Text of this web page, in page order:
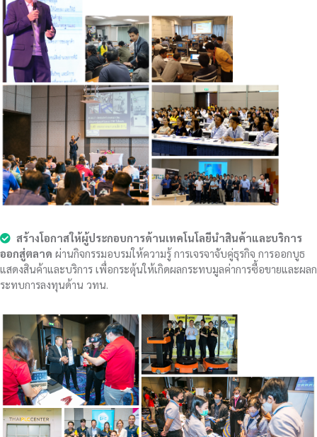
สร้างโอกาสให้ผู้ประกอบการด้านเทคโนโลยีนำสินค้าและบริการ
ออกสู่ตลาด ผ่านกิจกรรมอบรมให้ความรู้ การเจรจาจับคู่ธุรกิจ การออกบูธ
แสดงสินค้าและบริการ เพื่อกระตุ้นให้เกิดผลกระทบมูลค่าการซื้อขายและผลก
ระทบการลงทุนด้าน วทน.